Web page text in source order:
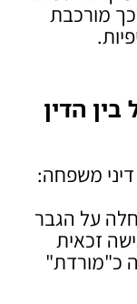
מורכבת
בין הדין
משפחה:
חלה על הגבר
זכאית
כ"מורדת"